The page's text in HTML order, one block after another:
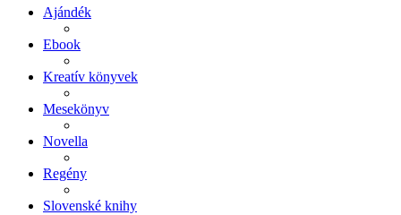
Ajándék
Ebook
Kreatív könyvek
Mesekönyv
Novella
Regény
Slovenské knihy